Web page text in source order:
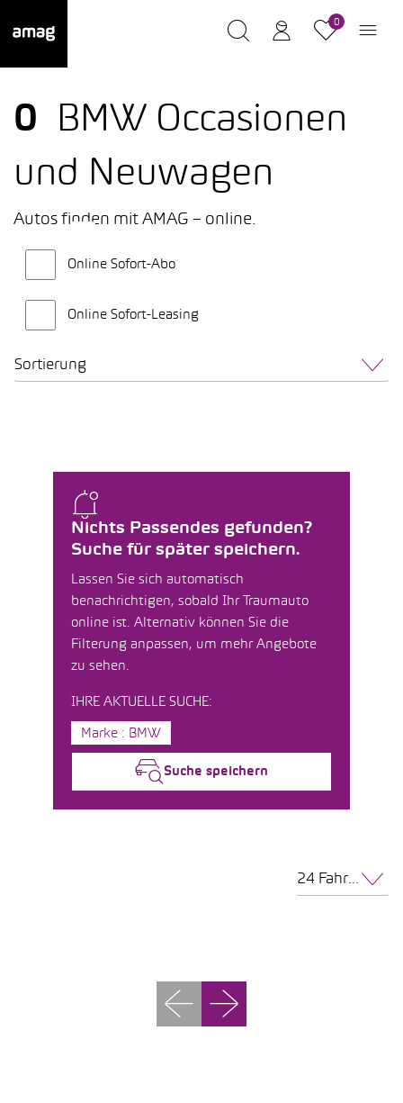
0
0
BMW Occasionen
und Neuwagen
Autos finden mit AMAG – online.
Online Sofort-Abo
Online Sofort-Leasing
Sortierung
Nichts Passendes gefunden?
Suche für später speichern.
Lassen Sie sich automatisch
benachrichtigen, sobald Ihr Traumauto
online ist. Alternativ können Sie die
Filterung anpassen, um mehr Angebote
zu sehen.
IHRE AKTUELLE SUCHE:
Marke : BMW
Suche speichern
24 Fahrzeuge pro Seite